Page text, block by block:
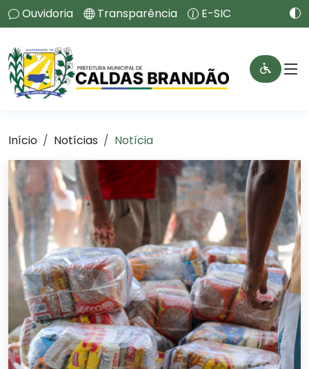
Ouvidoria Transparência E-SIC
Início Notícias Notícia